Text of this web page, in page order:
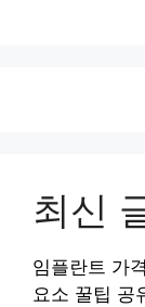
최신
임플란트 가
요소 꿀팁 공